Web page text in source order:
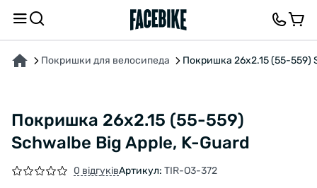
Покришки для велосипеда Покришка 26x2.15 (55-559)
Покришка 26x2.15 (55-559)
Schwalbe Big Apple, K-Guard
0 відгуківАртикул: TIR-O3-372
ПРО ТОВАР ХАРАКТЕРИСТИКИОПИС ВІДГУКИ ТА ЗАПИТАННЯ